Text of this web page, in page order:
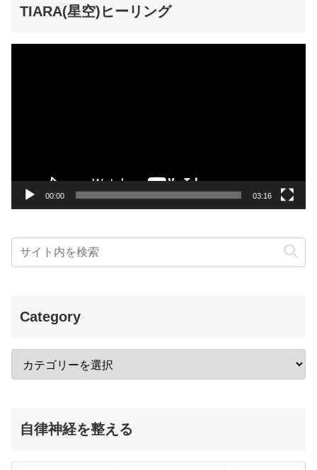
TIARA(星空)ヒーリング
00:00 03:16
Category
自律神経を整える